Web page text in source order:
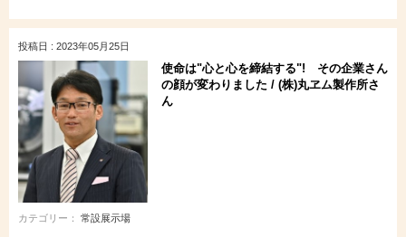
投稿日 : 2023年05月25日
使命は"心と心を締結する"! その企業さん
の顔が変わりました / (株)丸ヱム製作所さ
ん
カテゴリー： 常設展示場